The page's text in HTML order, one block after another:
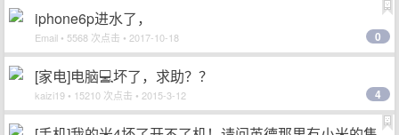
iphone6p进水了，
Email • 5568 次点击 • 2017-10-18 0
[家电]电脑💻坏了，求助？？
kaizi19 • 15210 次点击 • 2015-3-12 4